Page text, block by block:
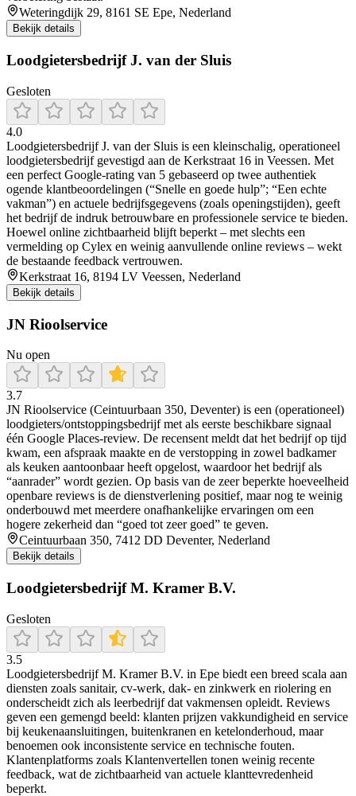
Weteringdijk 29, 8161 SE Epe, Nederland
Bekijk details
Loodgietersbedrijf J. van der Sluis
Gesloten
4.0
Loodgietersbedrijf J. van der Sluis is een kleinschalig, operationeel
loodgietersbedrijf gevestigd aan de Kerkstraat 16 in Veessen. Met
een perfect Google-rating van 5 gebaseerd op twee authentiek
ogende klantbeoordelingen (“Snelle en goede hulp”; “Een echte
vakman”) en actuele bedrijfsgegevens (zoals openingstijden), geeft
het bedrijf de indruk betrouwbare en professionele service te bieden.
Hoewel online zichtbaarheid blijft beperkt – met slechts een
vermelding op Cylex en weinig aanvullende online reviews – wekt
de bestaande feedback vertrouwen.
Kerkstraat 16, 8194 LV Veessen, Nederland
Bekijk details
JN Rioolservice
Nu open
3.7
JN Rioolservice (Ceintuurbaan 350, Deventer) is een (operationeel)
loodgieters/ontstoppingsbedrijf met als eerste beschikbare signaal
één Google Places-review. De recensent meldt dat het bedrijf op tijd
kwam, een afspraak maakte en de verstopping in zowel badkamer
als keuken aantoonbaar heeft opgelost, waardoor het bedrijf als
“aanrader” wordt gezien. Op basis van de zeer beperkte hoeveelheid
openbare reviews is de dienstverlening positief, maar nog te weinig
onderbouwd met meerdere onafhankelijke ervaringen om een
hogere zekerheid dan “goed tot zeer goed” te geven.
Ceintuurbaan 350, 7412 DD Deventer, Nederland
Bekijk details
Loodgietersbedrijf M. Kramer B.V.
Gesloten
3.5
Loodgietersbedrijf M. Kramer B.V. in Epe biedt een breed scala aan
diensten zoals sanitair, cv-werk, dak‑ en zinkwerk en riolering en
onderscheidt zich als leerbedrijf dat vakmensen opleidt. Reviews
geven een gemengd beeld: klanten prijzen vakkundigheid en service
bij keukenaansluitingen, buitenkranen en ketelonderhoud, maar
benoemen ook inconsistente service en technische fouten.
Klantenplatforms zoals Klantenvertellen tonen weinig recente
feedback, wat de zichtbaarheid van actuele klanttevredenheid
beperkt.